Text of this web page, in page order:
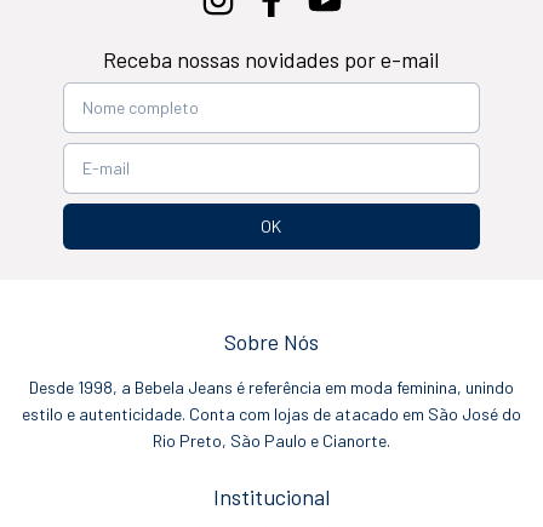
Receba nossas novidades por e-mail
Sobre Nós
Desde 1998, a Bebela Jeans é referência em moda feminina, unindo
estilo e autenticidade. Conta com lojas de atacado em São José do
Rio Preto, São Paulo e Cianorte.
Institucional